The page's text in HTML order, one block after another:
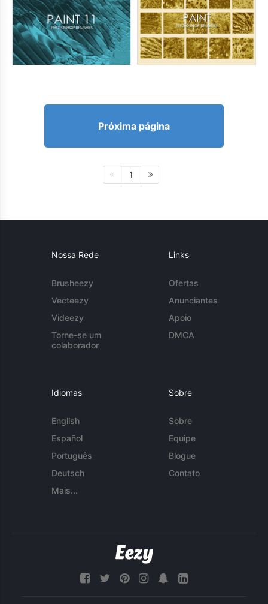
Próxima página
1
Nossa Rede
Brusheezy
Vecteezy
Videezy
Torne-se um
colaborador
Links
Ofertas
Anunciantes
Apoio
DMCA
Idiomas
English
Español
Português
Deutsch
Mais...
Sobre
Sobre
Equipe
Blogue
Contato